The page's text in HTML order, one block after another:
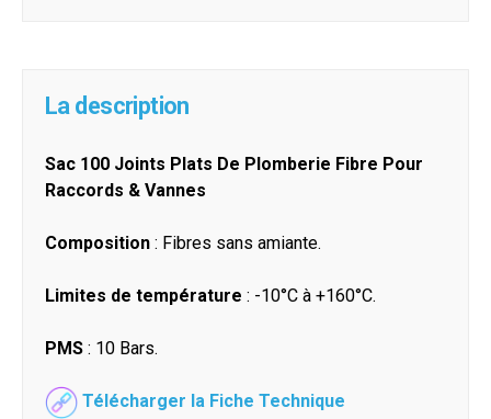
La description
Sac 100 Joints Plats De Plomberie Fibre Pour
Raccords & Vannes
Composition : Fibres sans amiante.
Limites de température : -10°C à +160°C.
PMS : 10 Bars.
Télécharger la Fiche Technique